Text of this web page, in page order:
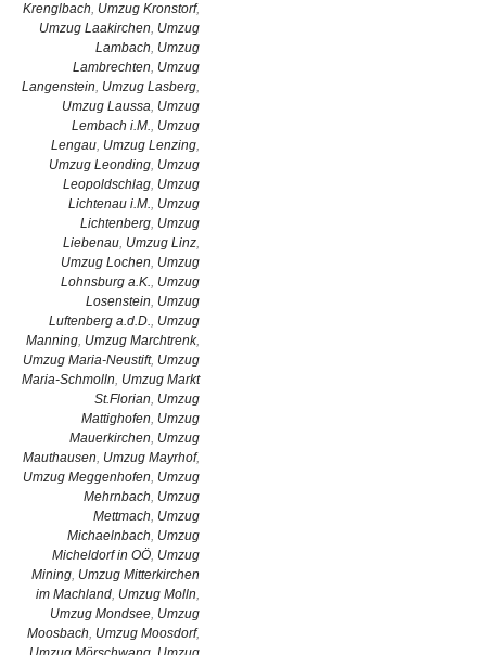
Krenglbach, Umzug Kronstorf,
Umzug Laakirchen, Umzug
Lambach, Umzug
Lambrechten, Umzug
Langenstein, Umzug Lasberg,
Umzug Laussa, Umzug
Lembach i.M., Umzug
Lengau, Umzug Lenzing,
Umzug Leonding, Umzug
Leopoldschlag, Umzug
Lichtenau i.M., Umzug
Lichtenberg, Umzug
Liebenau, Umzug Linz,
Umzug Lochen, Umzug
Lohnsburg a.K., Umzug
Losenstein, Umzug
Luftenberg a.d.D., Umzug
Manning, Umzug Marchtrenk,
Umzug Maria-Neustift, Umzug
Maria-Schmolln, Umzug Markt
St.Florian, Umzug
Mattighofen, Umzug
Mauerkirchen, Umzug
Mauthausen, Umzug Mayrhof,
Umzug Meggenhofen, Umzug
Mehrnbach, Umzug
Mettmach, Umzug
Michaelnbach, Umzug
Micheldorf in OÖ, Umzug
Mining, Umzug Mitterkirchen
im Machland, Umzug Molln,
Umzug Mondsee, Umzug
Moosbach, Umzug Moosdorf,